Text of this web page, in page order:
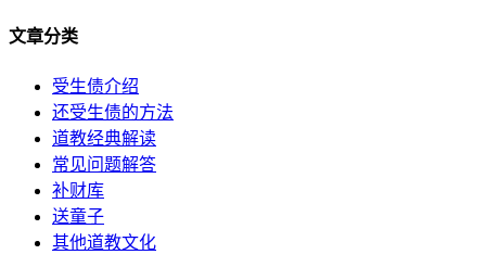
文章分类
受生债介绍
还受生债的方法
道教经典解读
常见问题解答
补财库
送童子
其他道教文化